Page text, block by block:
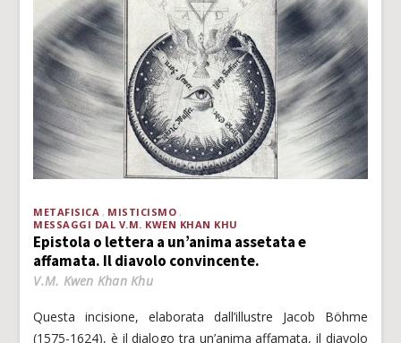
METAFISICA
MISTICISMO
MESSAGGI DAL V.M. KWEN KHAN KHU
Epistola o lettera a un’anima assetata e
affamata. Il diavolo convincente.
V.M. Kwen Khan Khu
Questa incisione, elaborata dall’illustre Jacob Böhme
(1575-1624), è il dialogo tra un’anima affamata, il diavolo